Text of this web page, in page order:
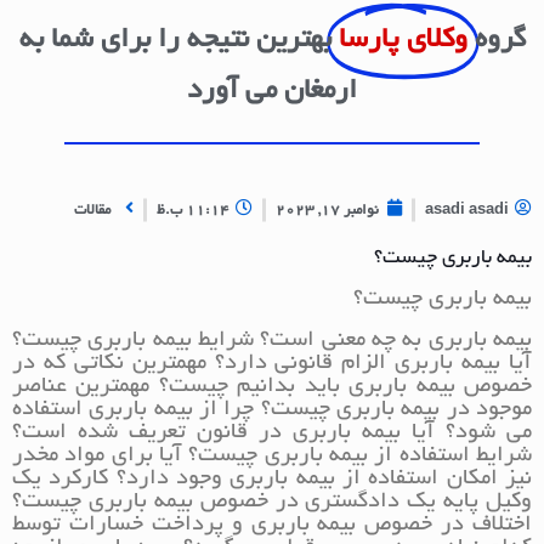
گروه وکلای پارسا بهترین نتیجه را برای شما به
ارمغان می آورد
asadi asadi نوامبر 17, 2023 11:14 ب.ظ مقالات
بیمه باربری چیست؟
بیمه باربری چیست؟
بیمه باربری به چه معنی است؟ شرایط بیمه باربری چیست؟
آیا بیمه باربری الزام قانونی دارد؟ مهمترین نکاتی که در
خصوص بیمه باربری باید بدانیم چیست؟ مهمترین عناصر
موجود در بیمه باربری چیست؟ چرا از بیمه باربری استفاده
می شود؟ آیا بیمه باربری در قانون تعریف شده است؟
شرایط استفاده از بیمه باربری چیست؟ آیا برای مواد مخدر
نیز امکان استفاده از بیمه باربری وجود دارد؟ کارکرد یک
وکیل پایه یک دادگستری در خصوص بیمه باربری چیست؟
اختلاف در خصوص بیمه باربری و پرداخت خسارات توسط